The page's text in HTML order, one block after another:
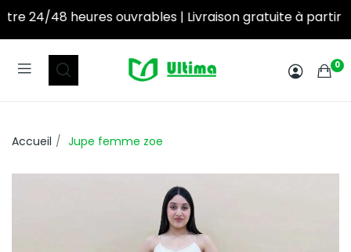
24/48 heures ouvrables | Livraison gratuite à partir de
0
Accueil Jupe femme zoe